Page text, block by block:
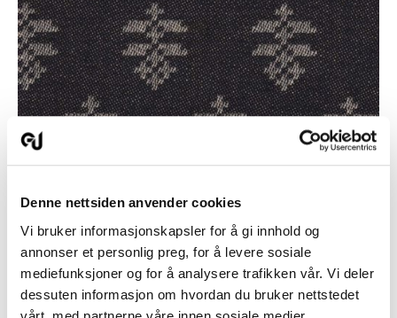
Denne nettsiden anvender cookies
Vi bruker informasjonskapsler for å gi innhold og
annonser et personlig preg, for å levere sosiale
mediefunksjoner og for å analysere trafikken vår. Vi deler
dessuten informasjon om hvordan du bruker nettstedet
192 Svart
kvalitetene ble også denne vevet på «stående renning».
mønstermaskin oppkalt etter oppfinneren Jacquard.
Dette livstoffet er vevet på lin renning med et robust
ullgarn som innslag.